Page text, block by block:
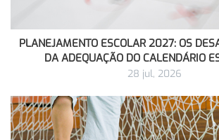
PLANEJAMENTO ESCOLAR 2027: OS
DA ADEQUAÇÃO DO CALENDÁRIO
28 jul, 2026